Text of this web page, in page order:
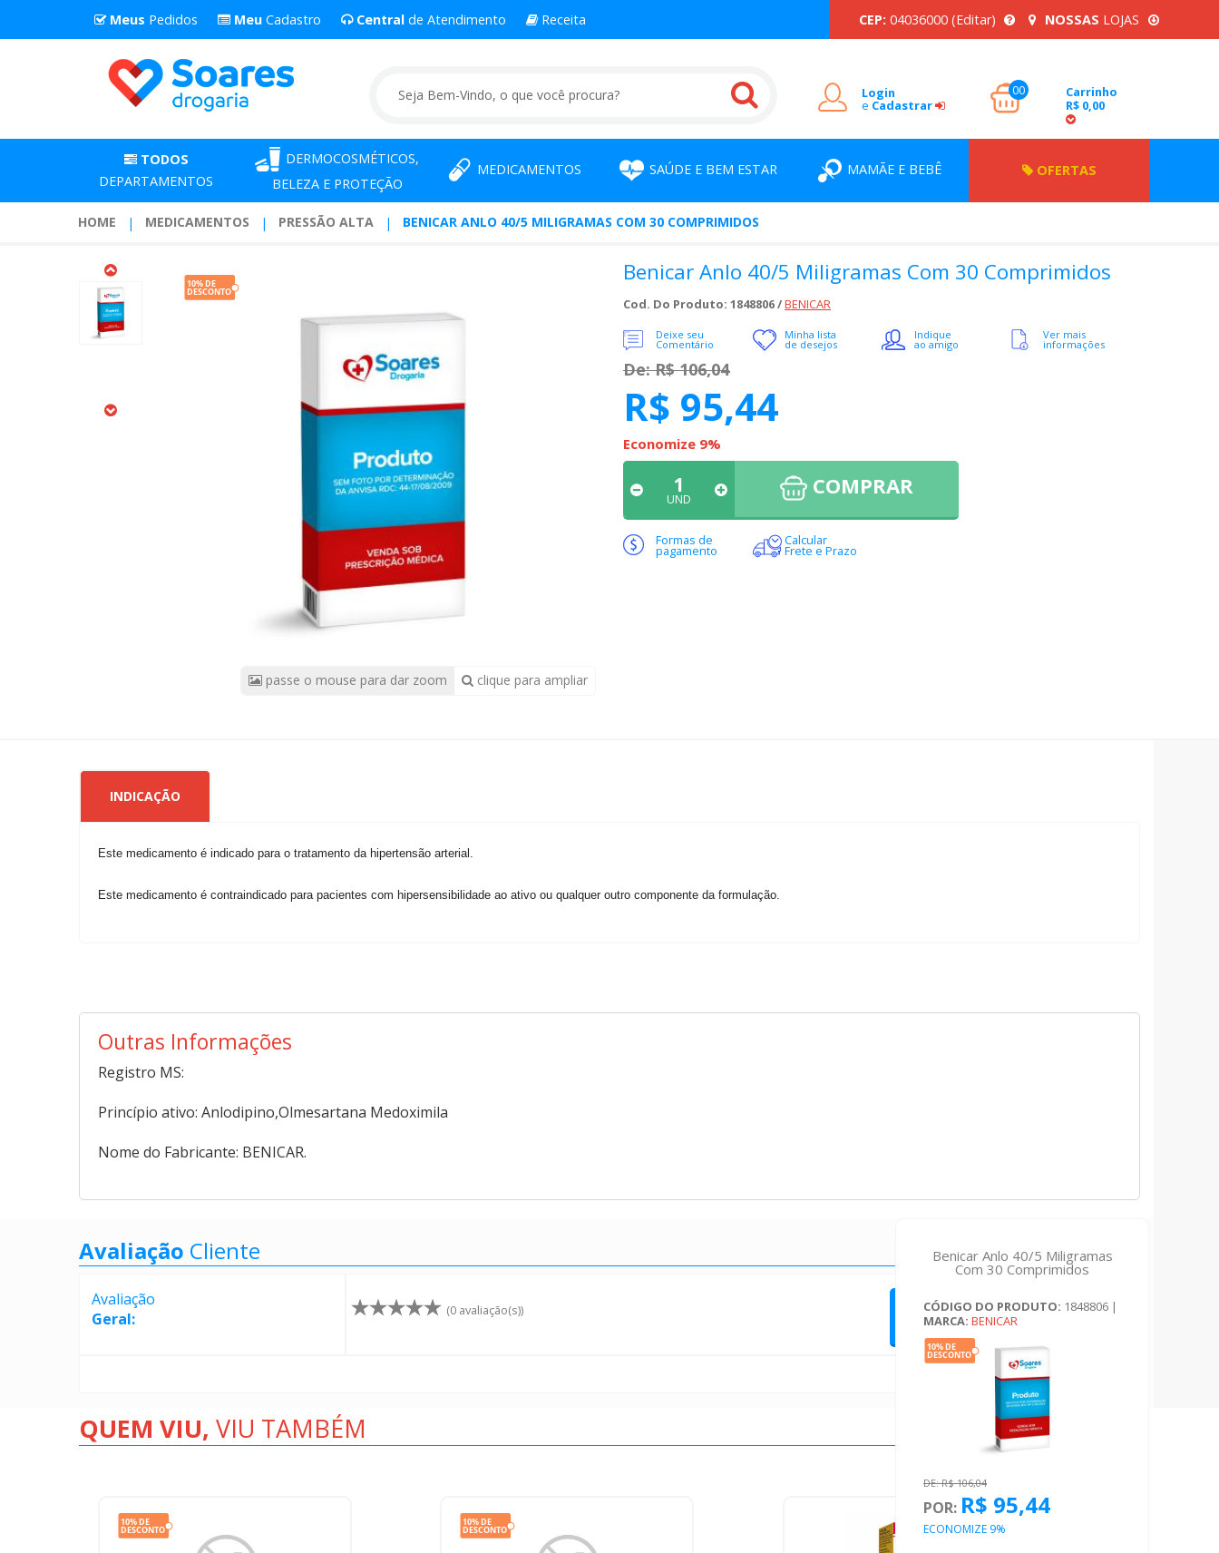
Meus Pedidos Meu Cadastro Central de Atendimento Receita CEP: 04036000 (Editar) NOSSAS LOJAS
Login
e Cadastrar
00
Carrinho
R$ 0,00
TODOS
DEPARTAMENTOS
DERMOCOSMÉTICOS,
BELEZA E PROTEÇÃO
MEDICAMENTOS SAÚDE E BEM ESTAR MAMÃE E BEBÊ OFERTAS
HOME MEDICAMENTOS PRESSÃO ALTA BENICAR ANLO 40/5 MILIGRAMAS COM 30 COMPRIMIDOS
Benicar
Anlo
40/5
passe o mouse para dar zoom clique para ampliar
Benicar Anlo 40/5 Miligramas Com 30 Comprimidos
Cod. Do Produto: 1848806 /BENICAR
Deixe seu
Comentário
Minha lista
de desejos
Indique
ao amigo
Ver mais
informações
De: R$ 106,04
R$ 95,44
Economize 9%
UND COMPRAR
Formas de
pagamento
Calcular
Frete e Prazo
INDICAÇÃO
Este medicamento é indicado para o tratamento da hipertensão arterial.
Este medicamento é contraindicado para pacientes com hipersensibilidade ao ativo ou qualquer outro componente da formulação.
Outras Informações
Registro MS:
Princípio ativo: Anlodipino,Olmesartana Medoximila
Nome do Fabricante: BENICAR.
Benicar Anlo 40/5 Miligramas
Com 30 Comprimidos
CÓDIGO DO PRODUTO: 1848806 |
MARCA: BENICAR
DE: R$ 106,04
POR: R$ 95,44
ECONOMIZE 9%
Avaliação Cliente
Avaliação
Geral:
(0 avaliação(s)) QUERO FAZER UMA AVALIAÇÃO
QUEM VIU, VIU TAMBÉM